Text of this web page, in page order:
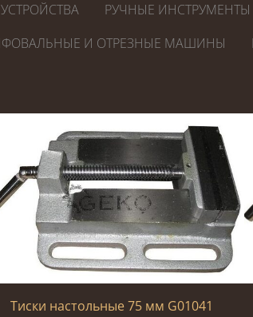
РУЧНЫЕ ИНСТРУМЕНТЫ
И ОТРЕЗНЫЕ МАШИНЫ
Тиски настольные 75 мм G01041